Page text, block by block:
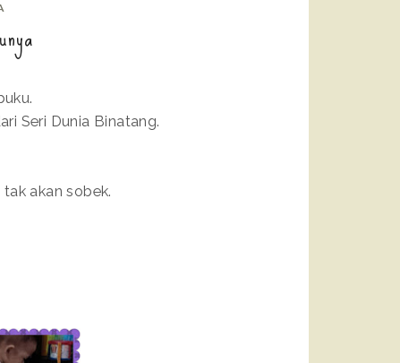
Seri Dunia Binatang.
akan sobek.